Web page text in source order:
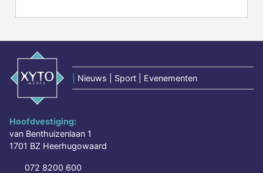
Nieuws | Sport | Evenementen
Hoofdvestiging:
van Benthuizenlaan 1
1701 BZ Heerhugowaard
072 8200 600